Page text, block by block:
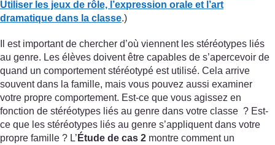
Utiliser les jeux de rôle, l’expression orale et l’art
dramatique dans la classe.)
Il est important de chercher d’où viennent les stéréotypes liés
au genre. Les élèves doivent être capables de s’apercevoir de
quand un comportement stéréotypé est utilisé. Cela arrive
souvent dans la famille, mais vous pouvez aussi examiner
votre propre comportement. Est-ce que vous agissez en
fonction de stéréotypes liés au genre dans votre classe ? Est-
ce que les stéréotypes liés au genre s’appliquent dans votre
propre famille ? L’ Étude de cas 2 montre comment un